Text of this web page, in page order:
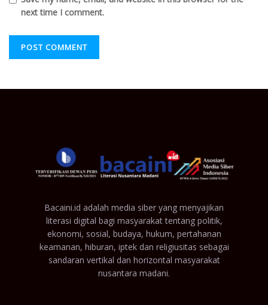
next time I comment.
Bacaini.id adalah media siber yang menyajikan
literasi digital bagi masyarakat tentang politik,
ekonomi, sosial, budaya, hukum, pertahanan
keamanan, hiburan, iptek dan religiusitas sebagai
sandaran vertikal dan horizontal masyarakat
nusantara madani.